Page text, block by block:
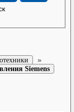
»
Siemens